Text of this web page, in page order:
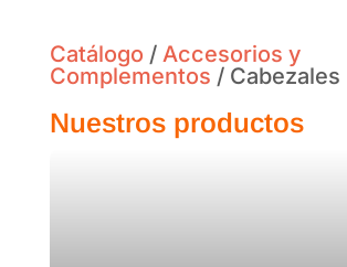
Catálogo / Accesorios y
Complementos / Cabezales
Nuestros productos